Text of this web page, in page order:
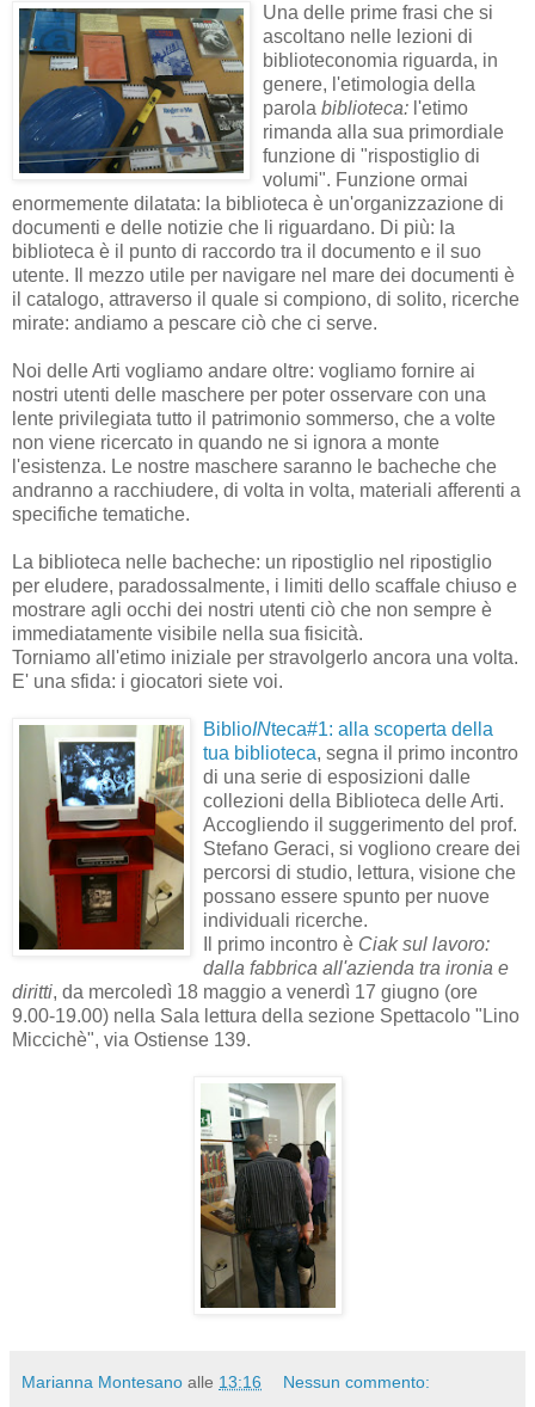
Una delle prime frasi che si
ascoltano nelle lezioni di
biblioteconomia riguarda, in
genere, l'etimologia della
parola biblioteca: l'etimo
rimanda alla sua primordiale
funzione di "rispostiglio di
volumi". Funzione ormai
enormemente dilatata: la biblioteca è un'organizzazione di
documenti e delle notizie che li riguardano. Di più: la
biblioteca è il punto di raccordo tra il documento e il suo
utente. Il mezzo utile per navigare nel mare dei documenti è
il catalogo, attraverso il quale si compiono, di solito, ricerche
mirate: andiamo a pescare ciò che ci serve.
Noi delle Arti vogliamo andare oltre: vogliamo fornire ai
nostri utenti delle maschere per poter osservare con una
lente privilegiata tutto il patrimonio sommerso, che a volte
non viene ricercato in quando ne si ignora a monte
l'esistenza. Le nostre maschere saranno le bacheche che
andranno a racchiudere, di volta in volta, materiali afferenti a
specifiche tematiche.
La biblioteca nelle bacheche: un ripostiglio nel ripostiglio
per eludere, paradossalmente, i limiti dello scaffale chiuso e
mostrare agli occhi dei nostri utenti ciò che non sempre è
immediatamente visibile nella sua fisicità.
Torniamo all'etimo iniziale per stravolgerlo ancora una volta.
E' una sfida: i giocatori siete voi.
BiblioINteca#1: alla scoperta della
tua biblioteca, segna il primo incontro
di una serie di esposizioni dalle
collezioni della Biblioteca delle Arti.
Accogliendo il suggerimento del prof.
Stefano Geraci, si vogliono creare dei
percorsi di studio, lettura, visione che
possano essere spunto per nuove
individuali ricerche.
Il primo incontro è Ciak sul lavoro:
dalla fabbrica all'azienda tra ironia e
diritti, da mercoledì 18 maggio a venerdì 17 giugno (ore
9.00-19.00) nella Sala lettura della sezione Spettacolo "Lino
Miccichè", via Ostiense 139.
Marianna Montesano alle 13:16 Nessun commento: